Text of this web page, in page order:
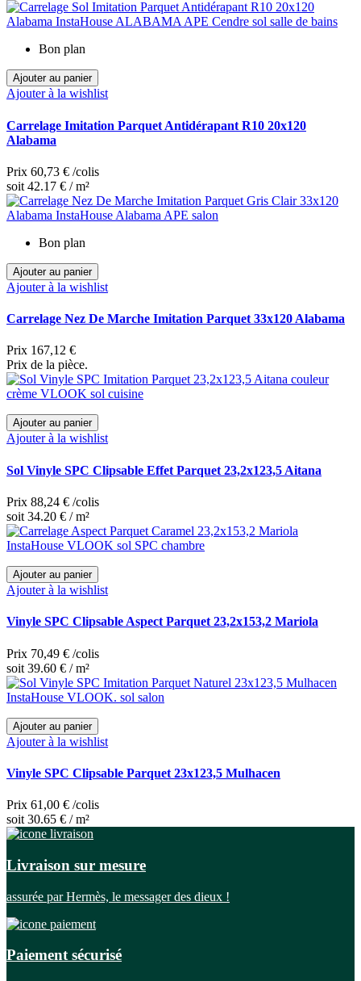
Bon plan
Ajouter au panier
Ajouter à la wishlist
Carrelage Imitation Parquet Antidérapant R10 20x120
Alabama
Prix 60,73 € /colis
soit 42.17 € / m²
Bon plan
Ajouter au panier
Ajouter à la wishlist
Carrelage Nez De Marche Imitation Parquet 33x120 Alabama
Prix 167,12 €
Prix de la pièce.
Ajouter au panier
Ajouter à la wishlist
Sol Vinyle SPC Clipsable Effet Parquet 23,2x123,5 Aitana
Prix 88,24 € /colis
soit 34.20 € / m²
Ajouter au panier
Ajouter à la wishlist
Vinyle SPC Clipsable Aspect Parquet 23,2x153,2 Mariola
Prix 70,49 € /colis
soit 39.60 € / m²
Ajouter au panier
Ajouter à la wishlist
Vinyle SPC Clipsable Parquet 23x123,5 Mulhacen
Prix 61,00 € /colis
soit 30.65 € / m²
Livraison sur mesure
assurée par Hermès, le messager des dieux !
Paiement sécurisé